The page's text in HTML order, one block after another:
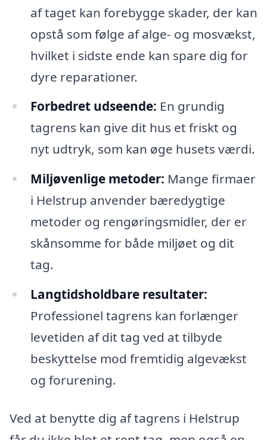
af taget kan forebygge skader, der kan
opstå som følge af alge- og mosvækst,
hvilket i sidste ende kan spare dig for
dyre reparationer.
Forbedret udseende: En grundig
tagrens kan give dit hus et friskt og
nyt udtryk, som kan øge husets værdi.
Miljøvenlige metoder: Mange firmaer
i Helstrup anvender bæredygtige
metoder og rengøringsmidler, der er
skånsomme for både miljøet og dit
tag.
Langtidsholdbare resultater:
Professionel tagrens kan forlænger
levetiden af dit tag ved at tilbyde
beskyttelse mod fremtidig algevækst
og forurening.
Ved at benytte dig af tagrens i Helstrup